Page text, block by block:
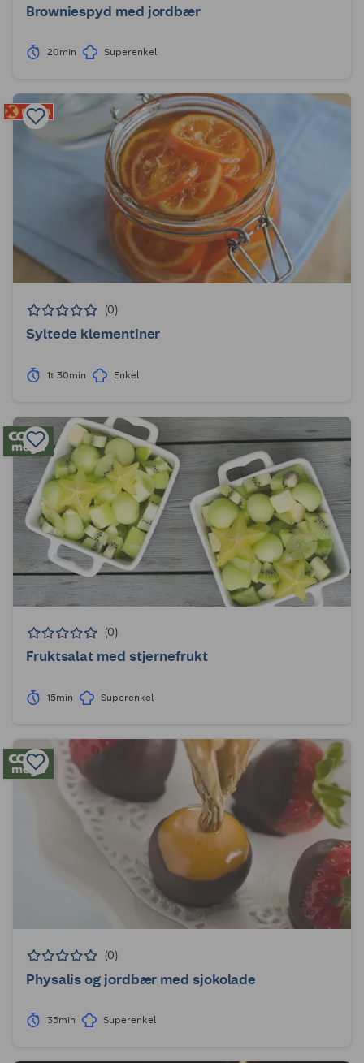
Browniespyd med jordbær
20min Superenkel
(0)
Syltede klementiner
1t 30min Enkel
(0)
Fruktsalat med stjernefrukt
15min Superenkel
(0)
Physalis og jordbær med sjokolade
35min Superenkel